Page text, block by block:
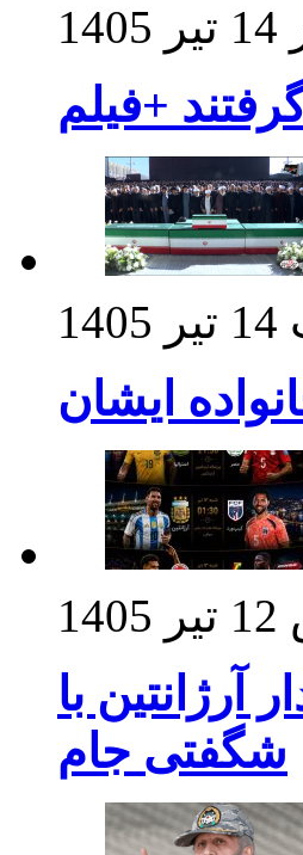
14 تیر 1405
+فیلم
14 تیر 1405
ایشان
12 تیر 1405
امشب جام جهانی ۲۰۲۶/ دیدار آرژانتین با
شگفتی جام